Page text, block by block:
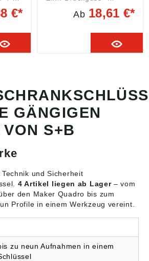
€*
Außen-4-kant 6
Angaben gemäß
dnung ((EU) 2023/998):
Johannespfad 34,
Ab 18,61 €*
GÄNGIGEN
S+B
und Sicherheit
4 Artikel liegen ab Lager– vom
den Maker Quadro bis zum
Profile in einem Werkzeug vereint.
zu neun Aufnahmen in einem